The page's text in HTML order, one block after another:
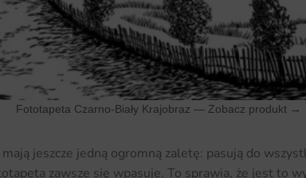
Fototapeta Czarno-Biały Krajobraz — Zobacz produkt →
jeszcze jedną ogromną zaletę: pasują do
zawsze się wpasuje. To sprawia, że jest to